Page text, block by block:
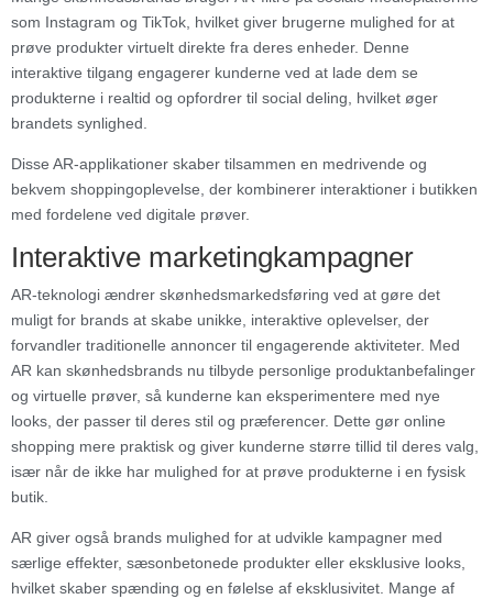
som Instagram og TikTok, hvilket giver brugerne mulighed for at
prøve produkter virtuelt direkte fra deres enheder. Denne
interaktive tilgang engagerer kunderne ved at lade dem se
produkterne i realtid og opfordrer til social deling, hvilket øger
brandets synlighed.
Disse AR-applikationer skaber tilsammen en medrivende og
bekvem shoppingoplevelse, der kombinerer interaktioner i butikken
med fordelene ved digitale prøver.
Interaktive marketingkampagner
AR-teknologi ændrer skønhedsmarkedsføring ved at gøre det
muligt for brands at skabe unikke, interaktive oplevelser, der
forvandler traditionelle annoncer til engagerende aktiviteter. Med
AR kan skønhedsbrands nu tilbyde personlige produktanbefalinger
og virtuelle prøver, så kunderne kan eksperimentere med nye
looks, der passer til deres stil og præferencer. Dette gør online
shopping mere praktisk og giver kunderne større tillid til deres valg,
især når de ikke har mulighed for at prøve produkterne i en fysisk
butik.
AR giver også brands mulighed for at udvikle kampagner med
særlige effekter, sæsonbetonede produkter eller eksklusive looks,
hvilket skaber spænding og en følelse af eksklusivitet. Mange af